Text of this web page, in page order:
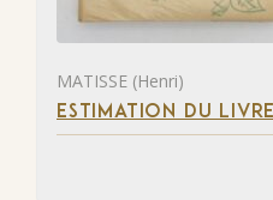
MATISSE (Henri)
ESTIMATION DU